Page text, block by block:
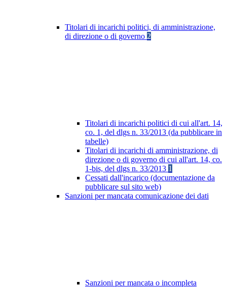
Titolari di incarichi politici, di amministrazione,
di direzione o di governo 2
Titolari di incarichi politici di cui all'art. 14,
co. 1, del dlgs n. 33/2013 (da pubblicare in
tabelle)
Titolari di incarichi di amministrazione, di
direzione o di governo di cui all'art. 14, co.
1-bis, del dlgs n. 33/2013 1
Cessati dall'incarico (documentazione da
pubblicare sul sito web)
Sanzioni per mancata comunicazione dei dati
Sanzioni per mancata o incompleta